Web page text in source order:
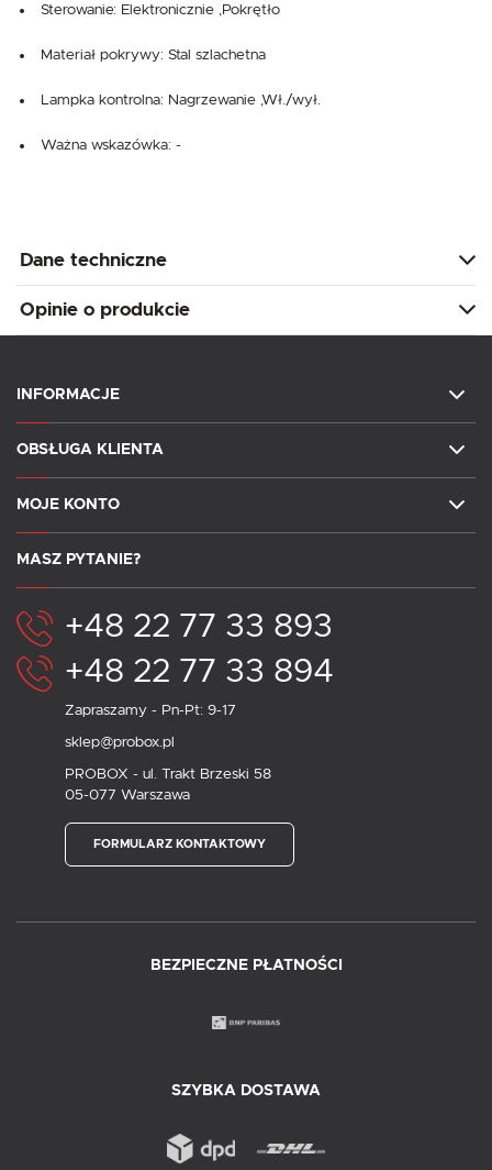
Sterowanie: Elektronicznie ,Pokrętło
Materiał pokrywy: Stal szlachetna
Lampka kontrolna: Nagrzewanie ,Wł./wył.
Ważna wskazówka: -
Dane techniczne
Opinie o produkcie
INFORMACJE
OBSŁUGA KLIENTA
MOJE KONTO
MASZ PYTANIE?
+48 22 77 33 893
+48 22 77 33 894
Zapraszamy - Pn-Pt: 9-17
sklep@probox.pl
PROBOX - ul. Trakt Brzeski 58
05-077 Warszawa
FORMULARZ KONTAKTOWY
BEZPIECZNE PŁATNOŚCI
SZYBKA DOSTAWA